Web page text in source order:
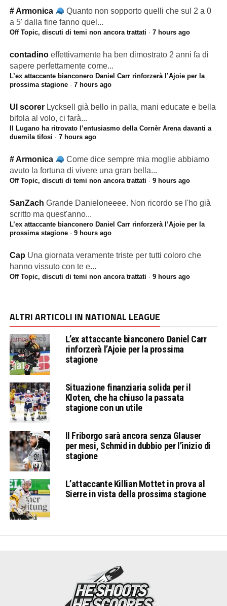
# Armonica
Quanto non sopporto quelli che sul 2 a 0
a 5' dalla fine fanno quel...
Off Topic, discuti di temi non ancora trattati · 7 hours ago
contadino effettivamente ha ben dimostrato 2 anni fa di
sapere perfettamente come...
L’ex attaccante bianconero Daniel Carr rinforzerà l’Ajoie per la
prossima stagione· 7 hours ago
Ul scorer Lycksell già bello in palla, mani educate e bella
bifola al volo, ci farà...
Il Lugano ha ritrovato l’entusiasmo della Cornèr Arena davanti a
duemila tifosi · 7 hours ago
# Armonica
Come dice sempre mia moglie abbiamo
avuto la fortuna di vivere una gran bella...
Off Topic, discuti di temi non ancora trattati · 9 hours ago
SanZach Grande Danieloneeee. Non ricordo se l'ho già
scritto ma quest'anno...
L’ex attaccante bianconero Daniel Carr rinforzerà l’Ajoie per la
prossima stagione· 9 hours ago
Cap Una giornata veramente triste per tutti coloro che
hanno vissuto con te e...
Off Topic, discuti di temi non ancora trattati · 9 hours ago
ALTRI ARTICOLI IN NATIONAL LEAGUE
L’ex attaccante bianconero Daniel Carr
rinforzerà l’Ajoie per la prossima
stagione
Situazione finanziaria solida per il
Kloten, che ha chiuso la passata
stagione con un utile
Il Friborgo sarà ancora senza Glauser
per mesi, Schmid in dubbio per l’inizio di
stagione
L’attaccante Killian Mottet in prova al
Sierre in vista della prossima stagione